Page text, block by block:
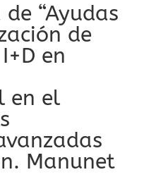
“Ayudas
de
en
en el
Manunet